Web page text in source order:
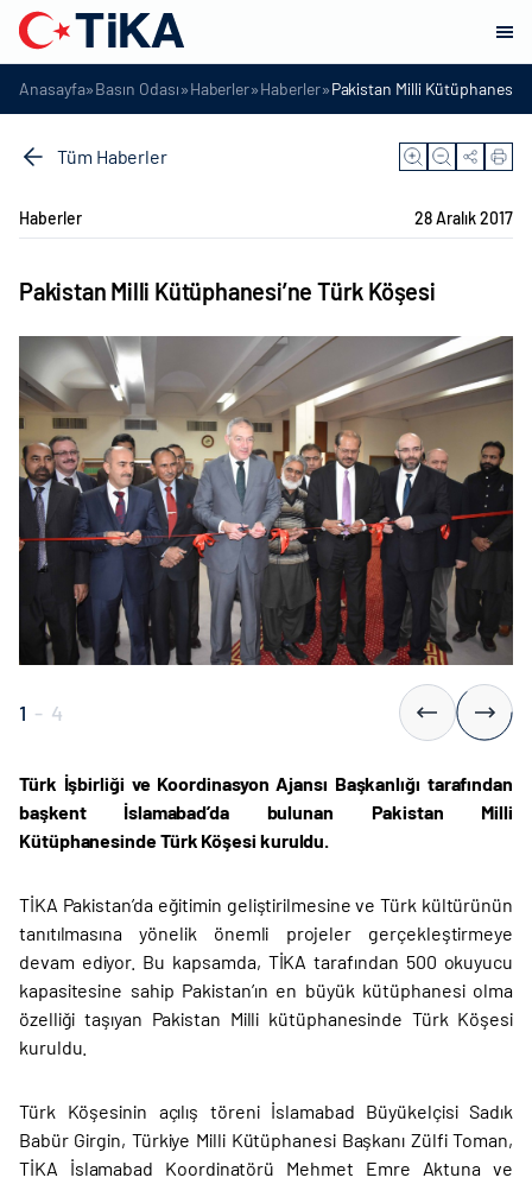
Anasayfa»Basın Odası»Haberler»Haberler»Pakistan Milli
Tüm Haberler
Haberler 28 Aralık 2017
Pakistan Milli Kütüphanesi’ne Türk Köşesi
1 - 4
Türk İşbirliği ve Koordinasyon Ajansı Başkanlığı tarafından
başkent İslamabad’da bulunan Pakistan Milli
Kütüphanesinde Türk Köşesi kuruldu.
TİKA Pakistan’da eğitimin geliştirilmesine ve Türk kültürünün
tanıtılmasına yönelik önemli projeler gerçekleştirmeye
devam ediyor. Bu kapsamda, TİKA tarafından 500 okuyucu
kapasitesine sahip Pakistan’ın en büyük kütüphanesi olma
özelliği taşıyan Pakistan Milli kütüphanesinde Türk Köşesi
kuruldu.
Türk Köşesinin açılış töreni İslamabad Büyükelçisi Sadık
Babür Girgin, Türkiye Milli Kütüphanesi Başkanı Zülfi Toman,
TİKA İslamabad Koordinatörü Mehmet Emre Aktuna ve